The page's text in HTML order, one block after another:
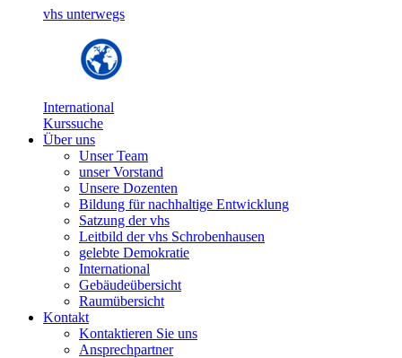
vhs unterwegs
International
Kurssuche
Über uns
Unser Team
unser Vorstand
Unsere Dozenten
Bildung für nachhaltige Entwicklung
Satzung der vhs
Leitbild der vhs Schrobenhausen
gelebte Demokratie
International
Gebäudeübersicht
Raumübersicht
Kontakt
Kontaktieren Sie uns
Ansprechpartner